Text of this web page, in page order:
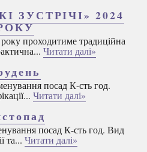
ЗУСТРІЧІ» 2024
проходитиме традиційна
Читати далі»
посад К-сть год.
Читати далі»
посад К-сть год. Вид
та... Читати далі»